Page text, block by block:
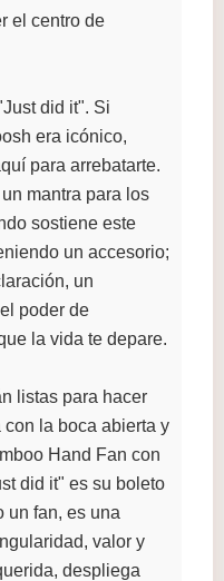
el centro de
did it". Si
era icónico,
para arrebatarte.
mantra para los
sostiene este
un accesorio;
un
poder de
la vida te depare.
listas para hacer
la boca abierta y
Hand Fan con
did it" es su boleto
un fan, es una
valor y
despliega